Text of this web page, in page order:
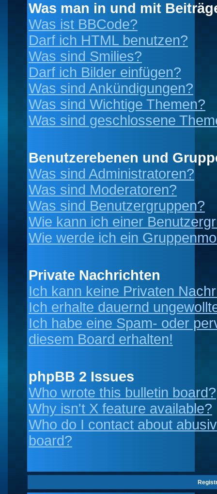
Was man in und mit
Was ist BBCode?
Darf ich HTML benutzen?
Was sind Smilies?
Darf ich Bilder einfügen?
Was sind Ankündigungen?
Was sind Wichtige Themen?
Was sind geschlossene
Benutzerebenen und
Was sind Administratoren?
Was sind Moderatoren?
Was sind Benutzergruppen?
Wie kann ich einer
Wie werde ich ein
Private Nachrichten
Ich kann keine Privaten
Ich erhalte dauernd
Ich habe eine Spam- oder
diesem Board erhalten!
phpBB 2 Issues
Who wrote this bulletin board?
Why isn't X feature available?
Who do I contact about
board?